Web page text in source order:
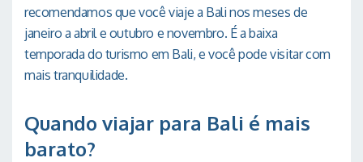
recomendamos que você viaje a Bali nos meses de
janeiro a abril e outubro e novembro. É a baixa
temporada do turismo em Bali, e você pode visitar com
mais tranquilidade.
Quando viajar para Bali é mais
barato?